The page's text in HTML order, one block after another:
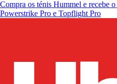
Compra os ténis Hummel e recebe o
Powerstrike Pro e Topflight Pro